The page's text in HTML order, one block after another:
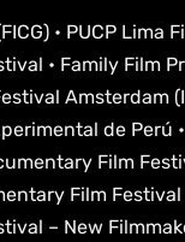
• PUCP Lima
• Family Film
Amsterdam
de Perú
Film
Film Festival
– New